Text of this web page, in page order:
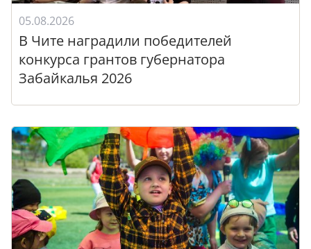
05.08.2026
В Чите наградили победителей
конкурса грантов губернатора
Забайкалья 2026